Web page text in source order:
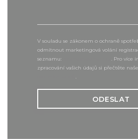
V souladu se zákonem o ochraně
odmítnout marketingová volání
seznamu:
. Pro více
zpracování vašich údajů si přečtěte naše
.